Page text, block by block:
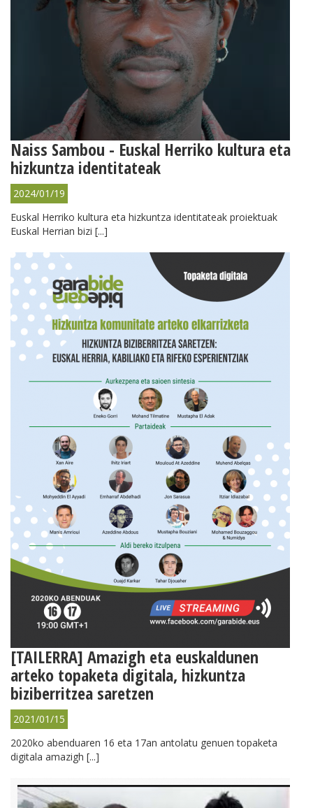
Naiss Sambou - Euskal Herriko kultura eta
hizkuntza identitateak
2024/01/19
Euskal Herriko kultura eta hizkuntza identitateak proiektuak
Euskal Herrian bizi [...]
[TAILERRA] Amazigh eta euskaldunen
arteko topaketa digitala, hizkuntza
biziberritzea saretzen
2021/01/15
2020ko abenduaren 16 eta 17an antolatu genuen topaketa
digitala amazigh [...]